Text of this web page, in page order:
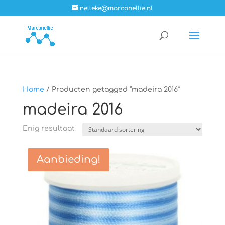
nelleke@marconellie.nl
Home / Producten getagged “madeira 2016”
madeira 2016
Enig resultaat
Aanbieding!